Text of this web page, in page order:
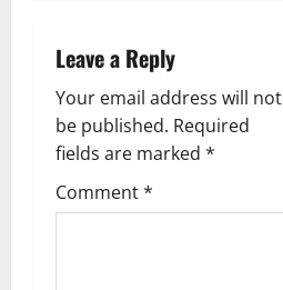
a
v
i
g
Leave a Reply
Your email address will not
be published. Required
fields are marked *
Comment*